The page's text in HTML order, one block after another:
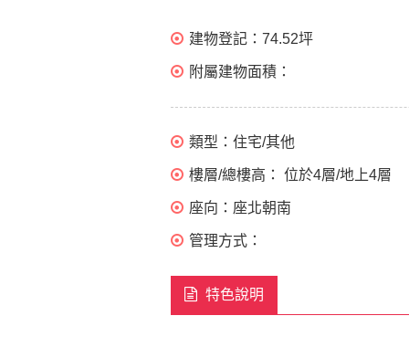
建物登記： 74.52坪
附屬建物面積：
類型： 住宅/其他
樓層/總樓高： 位於4層/地上4層
座向： 座北朝南
管理方式：
特色說明